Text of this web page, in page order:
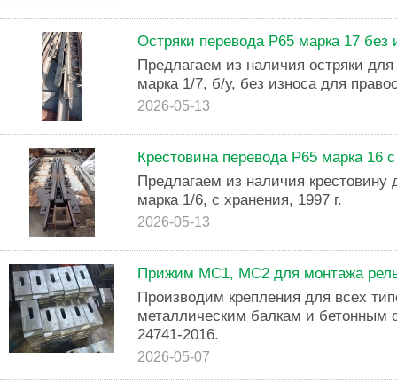
Остряки перевода Р65 марка 17 без
Предлагаем из наличия остряки
марка 1/7, б/у, без износа для
2026-05-13
Крестовина перевода Р65 марка 16
Предлагаем из наличия крестовину
марка 1/6, с хранения, 1997 г.
2026-05-13
Прижим МС1, МС2 для монтажа
Производим крепления для всех
металлическим балкам и
24741-2016.
2026-05-07